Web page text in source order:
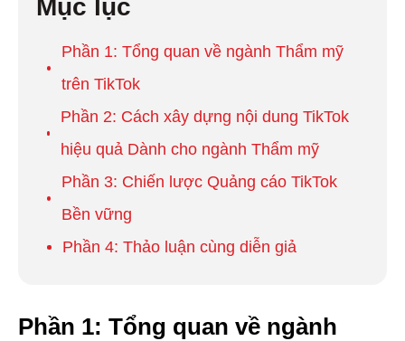
Mục lục
Phần 1: Tổng quan về ngành Thẩm mỹ
trên TikTok
Phần 2: Cách xây dựng nội dung TikTok
hiệu quả Dành cho ngành Thẩm mỹ
Phần 3: Chiến lược Quảng cáo TikTok
Bền vững
Phần 4: Thảo luận cùng diễn giả
Phần 1: Tổng quan về ngành